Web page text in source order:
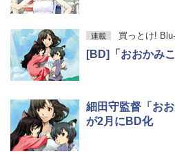
連載 買っとけ!
[BD]「おおかみ
細田守監督「お
が2月にBD化